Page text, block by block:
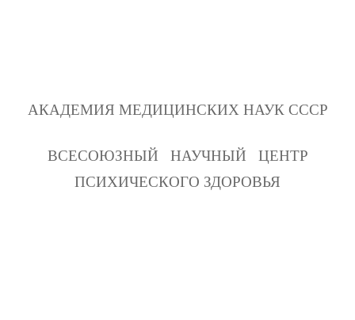
АКАДЕМИЯ МЕДИЦИНСКИХ НАУК СССР
ВСЕСОЮЗНЫЙ НАУЧНЫЙ
ЦЕНТР
ПСИХИЧЕСКОГО ЗДОРОВЬЯ